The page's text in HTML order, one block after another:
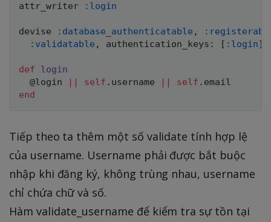
attr_writer :login
devise :database_authenticatable ,
:validatable , authentication_keys : [ :login]
def
login
@login
|| self . username || self .
end
Tiếp theo ta thêm một số validate tính hợp lệ
của username. Username phải được bắt buộc
nhập khi đăng ký, không trùng nhau, username
chỉ chứa chữ và số.
Hàm validate_username để kiểm tra sự tồn tại